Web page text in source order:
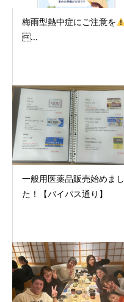
梅雨型熱中症にご注意を
...
一般用医薬品販売始めまし
た！【バイパス通り】